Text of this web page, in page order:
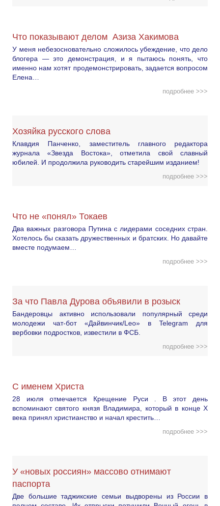
Что показывают делом Азиза Хакимова
У меня небезосновательно сложилось убеждение, что дело
блогера — это демонстрация, и я пытаюсь понять, что
именно нам хотят продемонстрировать, задается вопросом
Елена…
подробнее >>>
Хозяйка русского слова
Клавдия Панченко, заместитель главного редактора
журнала «Звезда Востока», отметила свой славный
юбилей. И продолжила руководить старейшим изданием!
подробнее >>>
Что не «понял» Токаев
Два важных разговора Путина с лидерами соседних стран.
Хотелось бы сказать дружественных и братских. Но давайте
вместе подумаем…
подробнее >>>
За что Павла Дурова объявили в розыск
Бандеровцы активно использовали популярный среди
молодежи чат-бот «Дайвинчик/Leo» в Telegram для
вербовки подростков, известили в ФСБ.
подробнее >>>
С именем Христа
28 июля отмечается Крещение Руси . В этот день
вспоминают святого князя Владимира, который в конце X
века принял христианство и начал крестить…
подробнее >>>
У «новых россиян» массово отнимают
паспорта
Две большие таджикские семьи выдворены из России в